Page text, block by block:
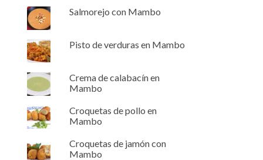
Salmorejo con Mambo
Pisto de verduras en Mambo
Crema de calabacín en
Mambo
Croquetas de pollo en
Mambo
Croquetas de jamón con
Mambo